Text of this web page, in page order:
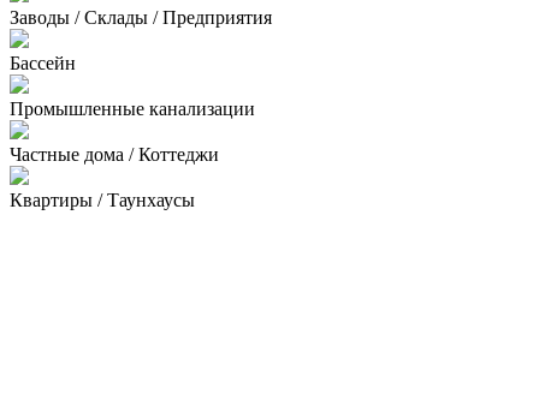
Заводы / Склады / Предприятия
Бассейн
Промышленные канализации
Частные дома / Коттеджи
Квартиры / Таунхаусы